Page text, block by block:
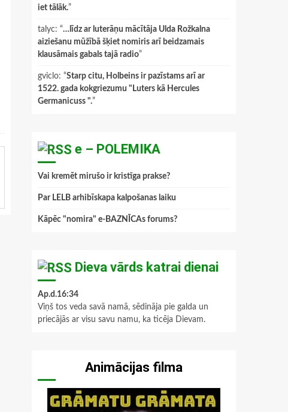
iet tālāk.”
talyc: “…līdz ar luterāņu mācītāja Ulda Rožkalna
aiziešanu mūžībā šķiet nomiris arī beidzamais
klausāmais gabals tajā radio”
gviclo: “Starp citu, Holbeins ir pazīstams arī ar
1522. gada kokgriezumu "Luters kā Hercules
Germanicuss ".”
e – POLEMIKA
Vai kremēt mirušo ir kristīga prakse?
Par LELB arhibīskapa kalpošanas laiku
Kāpēc "nomira" e-BAZNĪCAs forums?
Dieva vārds katrai dienai
Ap.d.16:34
Viņš tos veda savā namā, sēdināja pie galda un
priecājās ar visu savu namu, ka ticēja Dievam.
Animācijas filma